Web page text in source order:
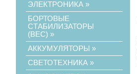
ЭЛЕКТРОНИКА »
БОРТОВЫЕ
СТАБИЛИЗАТОРЫ
(ВЕС) »
АККУМУЛЯТОРЫ »
СВЕТОТЕХНИКА »